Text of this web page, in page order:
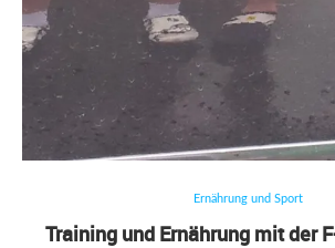
Ernährung und Sport
Training und Ernährung mit der